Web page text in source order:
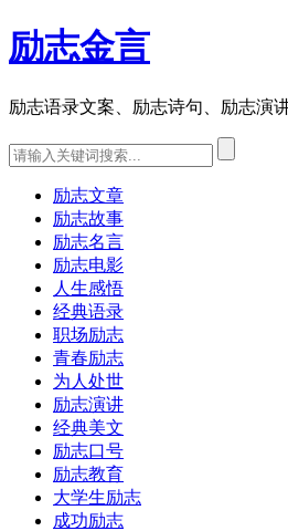
励志金言
励志语录文案、励志诗句、励志演
励志文章
励志故事
励志名言
励志电影
人生感悟
经典语录
职场励志
青春励志
为人处世
励志演讲
经典美文
励志口号
励志教育
大学生励志
成功励志